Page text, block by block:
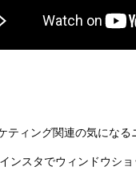
ティング関連の気にな
ンスタでウィンドウシ